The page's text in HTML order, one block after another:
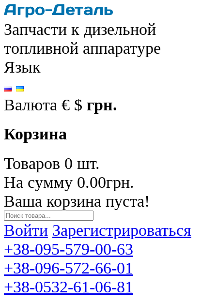
Запчасти к дизельной
топливной аппаратуре
Язык
Валюта € $ грн.
Корзина
Товаров 0 шт.
На сумму 0.00грн.
Ваша корзина пуста!
Войти Зарегистрироваться
+38-095-579-00-63
+38-096-572-66-01
+38-0532-61-06-81